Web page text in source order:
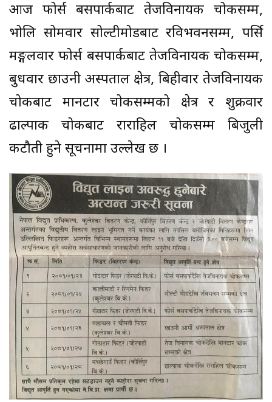
आज फोर्स बसपार्कबाट तेजविनायक चोकसम्म,
भोलि सोमवार सोल्टीमोडबाट रविभवनसम्म, पर्सि
मङ्गलवार फोर्स बसपार्कबाट तेजविनायक चोकसम्म,
बुधवार छाउनी अस्पताल क्षेत्र, बिहीवार तेजविनायक
चोकबाट मानटार चोकसम्मको क्षेत्र र शुक्रवार
ढाल्पाक चोकबाट राराहिल चोकसम्म बिजुली
कटौती हुने सूचनामा उल्लेख छ ।